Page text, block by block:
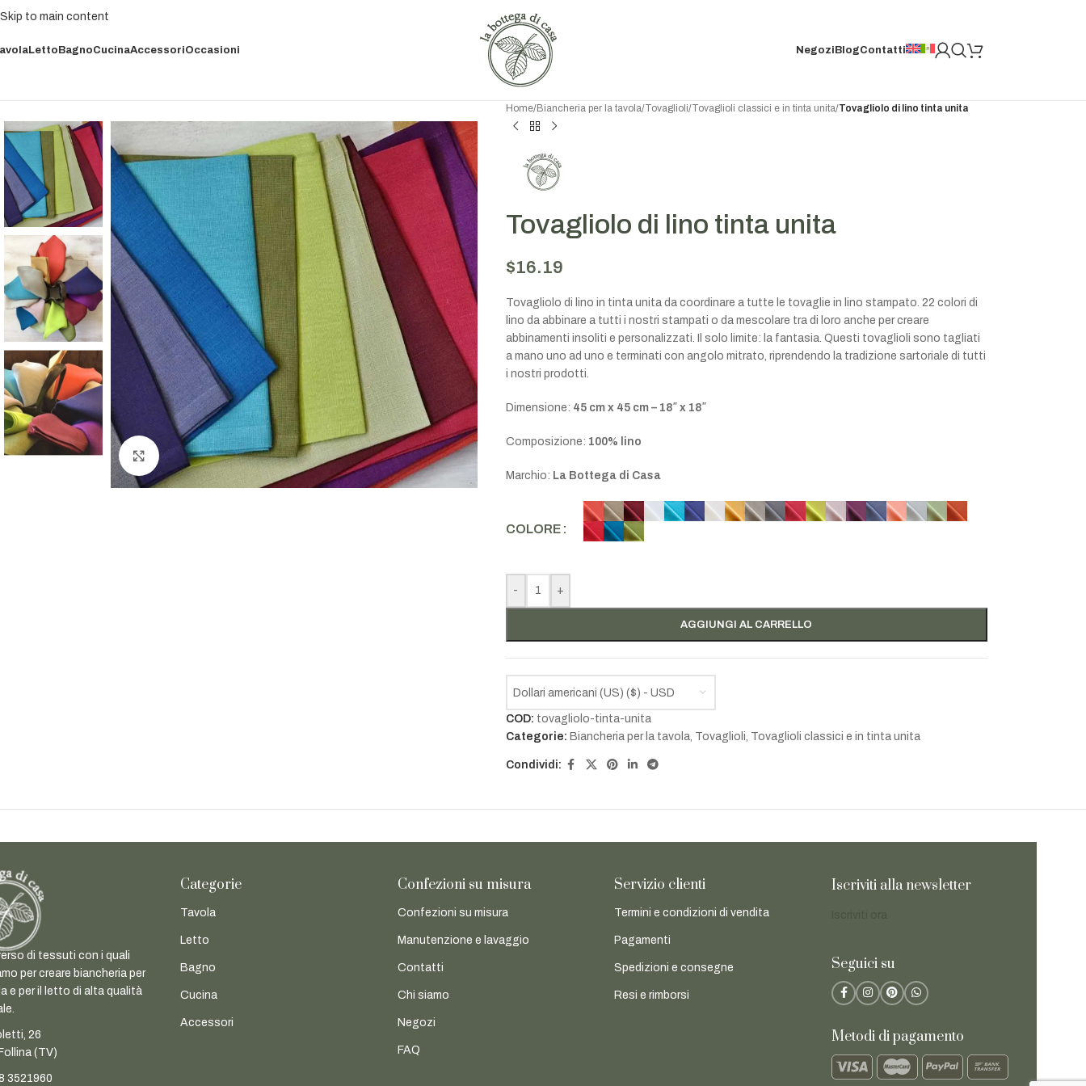
Skip to main content
LettoBagnoCucinaAccessoriOccasioni Negozi BlogContatti
Click to enlarge
Home/Biancheria per la tavola/Tovaglioli/Tovaglioli classici e in tinta unita/Tovagliolo di lino tinta unita
Tovagliolo di lino tinta unita
$16.19
Tovagliolo di lino in tinta unita da coordinare a tutte le tovaglie in lino stampato. 22 colori di
lino da abbinare a tutti i nostri stampati o da mescolare tra di loro anche per creare
abbinamenti insoliti e personalizzati. Il solo limite: la fantasia. Questi tovaglioli sono tagliati
a mano uno ad uno e terminati con angolo mitrato, riprendendo la tradizione sartoriale di tutti
i nostri prodotti.
Dimensione: 45 cm x 45 cm – 18″ x 18″
Composizione: 100% lino
Marchio: La Bottega di Casa
COLORE
- +
AGGIUNGI AL CARRELLO
Dollari americani (US) ($) - USD
COD: tovagliolo-tinta-unita
Categorie: Biancheria per la tavola, Tovaglioli, Tovaglioli classici e in tinta unita
Condividi:
di tessuti con i quali
per creare biancheria per
e per il letto di alta qualità
26
(TV)
3521960
Categorie
Tavola
Letto
Bagno
Cucina
Accessori
Confezioni su misura
Confezioni su misura
Manutenzione e lavaggio
Contatti
Chi siamo
Negozi
FAQ
Servizio clienti
Termini e condizioni di vendita
Pagamenti
Spedizioni e consegne
Resi e rimborsi
Iscriviti alla newsletter
Seguici su
Metodi di pagamento